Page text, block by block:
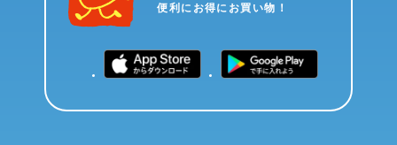
便利にお得にお買い物！